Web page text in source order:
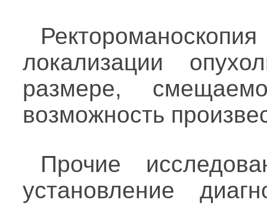
локализации
размере,
возможность
Прочие
установление